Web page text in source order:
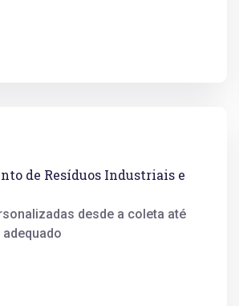
de Resíduos Industriais e
desde a coleta até